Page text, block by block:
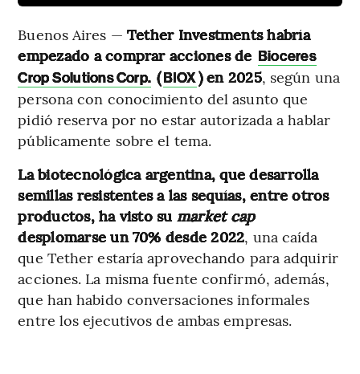
Buenos Aires — Tether Investments habría
empezado a comprar acciones de Bioceres
Crop Solutions Corp. (BIOX) en 2025, según una
persona con conocimiento del asunto que
pidió reserva por no estar autorizada a hablar
públicamente sobre el tema.
La biotecnológica argentina, que desarrolla
semillas resistentes a las sequías, entre otros
productos, ha visto su market cap
desplomarse un 70% desde 2022, una caída
que Tether estaría aprovechando para adquirir
acciones. La misma fuente confirmó, además,
que han habido conversaciones informales
entre los ejecutivos de ambas empresas.